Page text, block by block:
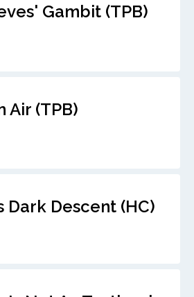
Gambit (TPB)
Air (TPB)
Dark Descent (HC)